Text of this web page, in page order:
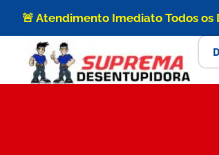
🚨 Atendimento Imediato Todos os